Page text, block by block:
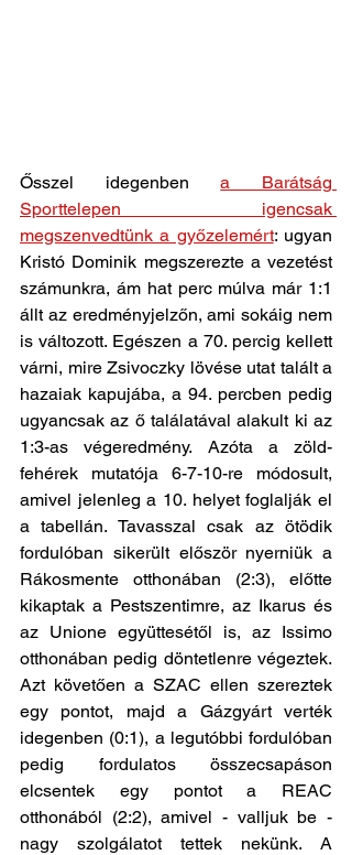
Ősszel idegenben a Barátság
Sporttelepen igencsak
megszenvedtünk a győzelemért: ugyan
Kristó Dominik megszerezte a vezetést
számunkra, ám hat perc múlva már 1:1
állt az eredményjelzőn, ami sokáig nem
is változott. Egészen a 70. percig kellett
várni, mire Zsivoczky lövése utat talált a
hazaiak kapujába, a 94. percben pedig
ugyancsak az ő találatával alakult ki az
1:3-as végeredmény. Azóta a zöld-
fehérek mutatója 6-7-10-re módosult,
amivel jelenleg a 10. helyet foglalják el
a tabellán. Tavasszal csak az ötödik
fordulóban sikerült először nyerniük a
Rákosmente otthonában (2:3), előtte
kikaptak a Pestszentimre, az Ikarus és
az Unione együttesétől is, az Issimo
otthonában pedig döntetlenre végeztek.
Azt követően a SZAC ellen szereztek
egy pontot, majd a Gázgyárt verték
idegenben (0:1), a legutóbbi fordulóban
pedig fordulatos összecsapáson
elcsentek egy pontot a REAC
otthonából (2:2), amivel - valljuk be -
nagy szolgálatot tettek nekünk. A